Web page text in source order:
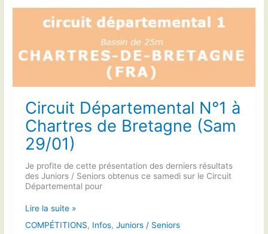
fev
2022)
Circuit Départemental N°1 à
Chartres de Bretagne (Sam
29/01)
Je profite de cette présentation des derniers résultats
des Juniors / Seniors obtenus ce samedi sur le Circuit
Départemental pour
Circuit
Départemental
N°1
Lire la suite »
COMPÉTITIONS, Infos, Juniors / Seniors